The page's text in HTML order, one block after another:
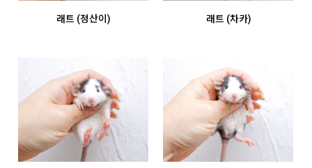
래트 (정산이) 래트 (차카)